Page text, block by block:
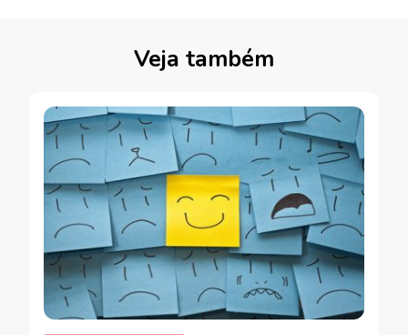
Veja também